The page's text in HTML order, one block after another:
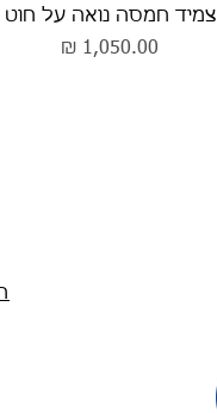
תצוגה מהירה
צמיד חמסה נואה על חוט
מחיר